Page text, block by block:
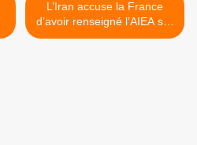
L’Iran accuse la France
d’avoir renseigné l’AIEA sur
son programme nucléaire >